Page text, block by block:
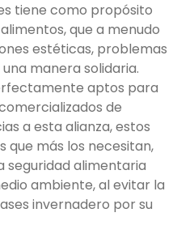
tiene como propósito
que a menudo
estéticas, problemas
manera solidaria.
aptos para
de
a esta alianza, estos
que más los necesitan,
seguridad alimentaria
ambiente, al evitar la
invernadero por su